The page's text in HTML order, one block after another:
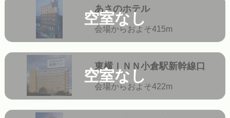
空室なし
あさのホテル
会場からおよそ415m
空室なし
東横ＩＮＮ小倉駅新幹線口
会場からおよそ422m